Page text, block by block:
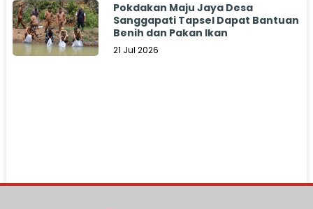
Pokdakan Maju Jaya Desa
Sanggapati Tapsel Dapat Bantuan
Benih dan Pakan Ikan
21 Jul 2026